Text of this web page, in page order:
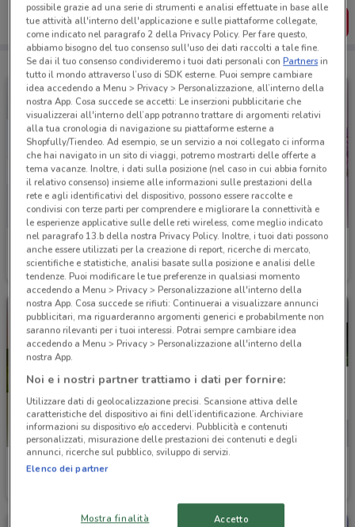
SCARICA L’APP
Poste Italiane
Scade il 06/10 2 km
UniCredit
Scade il 31/08
UnipolSai
possibile grazie ad una serie di strumenti e analisi effettuate in base alle
tue attività all'interno dell'applicazione e sulle piattaforme collegate,
come indicato nel paragrafo 2 della Privacy Policy. Per fare questo,
abbiamo bisogno del tuo consenso sull'uso dei dati raccolti a tale fine.
Se dai il tuo consenso condivideremo i tuoi dati personali conPartnersin
tutto il mondo attraverso l’uso di SDK esterne. Puoi sempre cambiare
idea accedendo a Menu > Privacy > Personalizzazione, all’interno della
nostra App. Cosa succede se accetti: Le inserzioni pubblicitarie che
visualizzerai all'interno dell’app potranno trattare di argomenti relativi
alla tua cronologia di navigazione su piattaforme esterne a
Shopfully/Tiendeo. Ad esempio, se un servizio a noi collegato ci informa
che hai navigato in un sito di viaggi, potremo mostrarti delle offerte a
tema vacanze. Inoltre, i dati sulla posizione (nel caso in cui abbia fornito
il relativo consenso) insieme alle informazioni sulle prestazioni della
rete e agli identificativi del dispositivo, possono essere raccolte e
condivisi con terze parti per comprendere e migliorare la connettività e
le esperienze applicative sulle delle reti wireless, come meglio indicato
nel paragrafo 13.b della nostra Privacy Policy. Inoltre, i tuoi dati possono
anche essere utilizzati per la creazione di report, ricerche di mercato,
scientifiche e statistiche, analisi basate sulla posizione e analisi delle
tendenze. Puoi modificare le tue preferenze in qualsiasi momento
accedendo a Menu > Privacy > Personalizzazione all'interno della
nostra App. Cosa succede se rifiuti: Continuerai a visualizzare annunci
pubblicitari, ma riguarderanno argomenti generici e probabilmente non
saranno rilevanti per i tuoi interessi. Potrai sempre cambiare idea
accedendo a Menu > Privacy > Personalizzazione all'interno della
nostra App.
Noi e i nostri partner trattiamo i dati per fornire:
Utilizzare dati di geolocalizzazione precisi. Scansione attiva delle
caratteristiche del dispositivo ai fini dell’identificazione. Archiviare
informazioni su dispositivo e/o accedervi. Pubblicità e contenuti
personalizzati, misurazione delle prestazioni dei contenuti e degli
annunci, ricerche sul pubblico, sviluppo di servizi.
Elenco dei partner
Mostra finalità Accetto